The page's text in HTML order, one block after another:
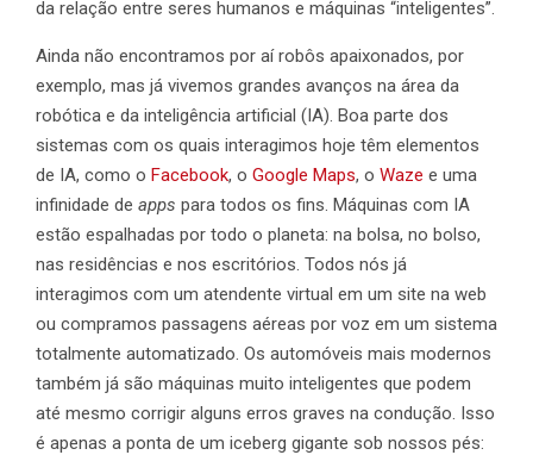
da relação entre seres humanos e máquinas “inteligentes”.
Ainda não encontramos por aí robôs apaixonados, por
exemplo, mas já vivemos grandes avanços na área da
robótica e da inteligência artificial (IA). Boa parte dos
sistemas com os quais interagimos hoje têm elementos
de IA, como o Facebook, o Google Maps, o Waze e uma
infinidade de apps para todos os fins. Máquinas com IA
estão espalhadas por todo o planeta: na bolsa, no bolso,
nas residências e nos escritórios. Todos nós já
interagimos com um atendente virtual em um site na web
ou compramos passagens aéreas por voz em um sistema
totalmente automatizado. Os automóveis mais modernos
também já são máquinas muito inteligentes que podem
até mesmo corrigir alguns erros graves na condução. Isso
é apenas a ponta de um iceberg gigante sob nossos pés: